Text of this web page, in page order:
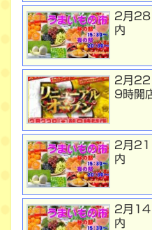
２月２
内
２月２
９時開店
２月２
内
２月１
内